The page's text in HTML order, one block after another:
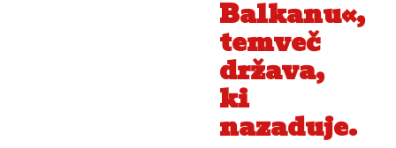
Balkanu«,
temveč
država,
ki
nazaduje.